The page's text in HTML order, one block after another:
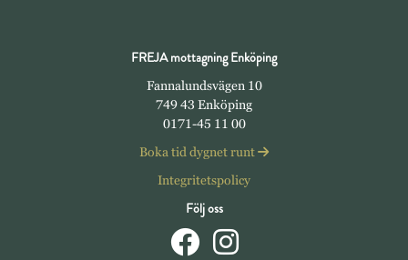
FREJA mottagning Enköping
Fannalundsvägen 10
749 43 Enköping
0171-45 11 00
Boka tid dygnet runt
Integritetspolicy
Följ oss